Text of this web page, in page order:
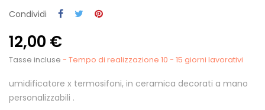
Condividi
12,00 €
Tasse incluse - Tempo di realizzazione 10 - 15 giorni lavorativi
umidificatore x termosifoni, in ceramica decorati a mano
personalizzabili .